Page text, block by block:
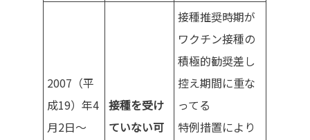
2007（平
成19）年4
月2日～
接種を受け
ていない可
接種推奨時期が
ワクチン接種の
積極的勧奨差し
控え期間に重な
ってる
特例措置により